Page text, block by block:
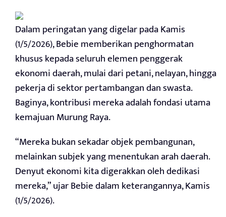
Dalam peringatan yang digelar pada Kamis
(1/5/2026), Bebie memberikan penghormatan
khusus kepada seluruh elemen penggerak
ekonomi daerah, mulai dari petani, nelayan, hingga
pekerja di sektor pertambangan dan swasta.
Baginya, kontribusi mereka adalah fondasi utama
kemajuan Murung Raya.
“Mereka bukan sekadar objek pembangunan,
melainkan subjek yang menentukan arah daerah.
Denyut ekonomi kita digerakkan oleh dedikasi
mereka,” ujar Bebie dalam keterangannya, Kamis
(1/5/2026).